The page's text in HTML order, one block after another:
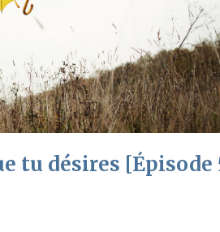
tu désires [Épisode